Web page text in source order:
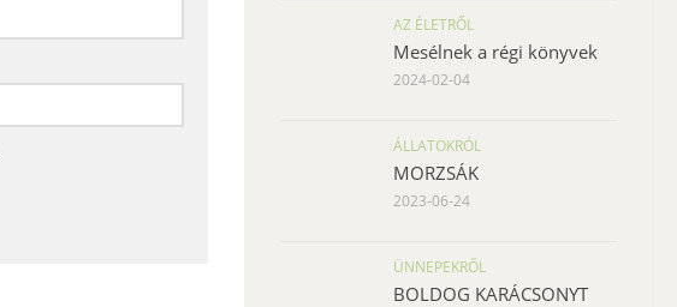
AZ ÉLETRŐL
Mesélnek a régi könyvek
2024-02-04
ÁLLATOKRÓL
MORZSÁK
2023-06-24
ÜNNEPEKRŐL
BOLDOG KARÁCSONYT